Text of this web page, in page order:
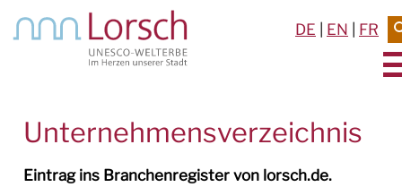
DE EN FR
Unternehmensverzeichnis
Eintrag ins Branchenregister von lorsch.de.